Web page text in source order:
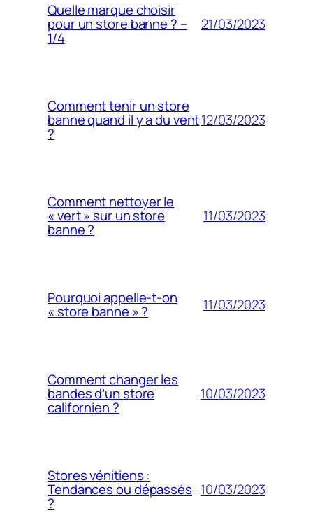
Quelle marque choisir
pour un store banne ? –
1/4
21/03/2023
Comment tenir un store
banne quand il y a du vent
?
12/03/2023
Comment nettoyer le
« vert » sur un store
banne ?
11/03/2023
Pourquoi appelle-t-on
« store banne » ? 11/03/2023
Comment changer les
bandes d’un store
californien ?
10/03/2023
Stores vénitiens :
Tendances ou dépassés
?
10/03/2023